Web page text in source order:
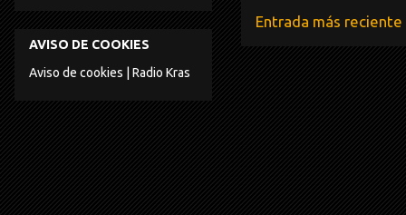
Entrada más reciente
AVISO DE COOKIES
Aviso de cookies | Radio Kras